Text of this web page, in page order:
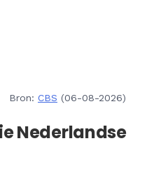
Bron: CBS (06-08-2026)
Nederlandse